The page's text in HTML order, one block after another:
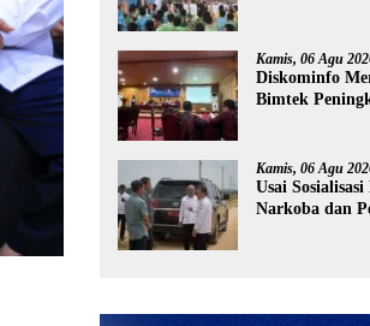
Kamis, 06 Agu
Diskominfo
Bimtek
Kamis, 06 Agu
Usai
Narkoba dan